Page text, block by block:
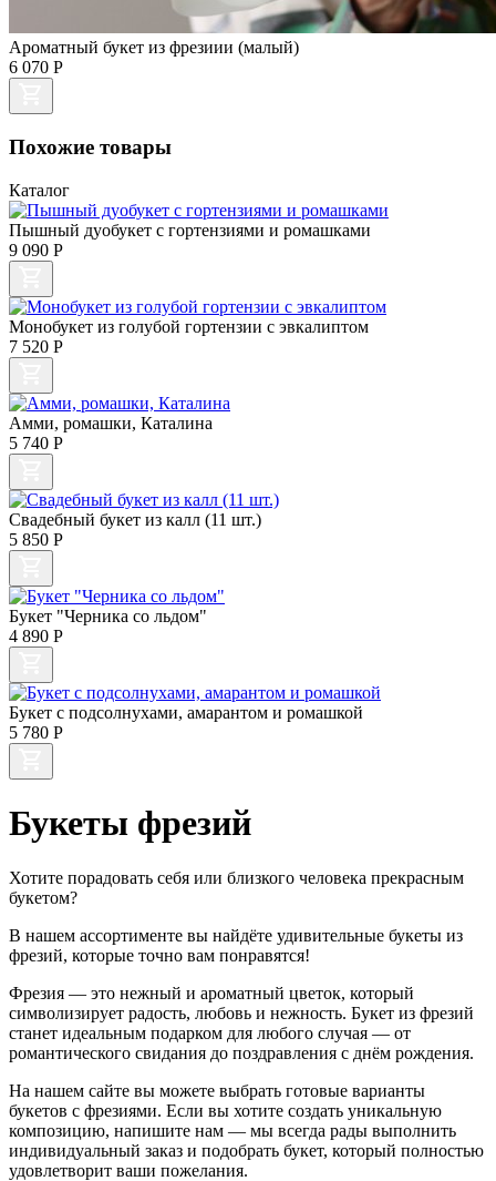
Ароматный букет из фрезиии (малый)
6 070 Р
Похожие товары
Каталог
Пышный дуобукет с гортензиями и ромашками
9 090 Р
Монобукет из голубой гортензии с эвкалиптом
7 520 Р
Амми, ромашки, Каталина
5 740 Р
Свадебный букет из калл (11 шт.)
5 850 Р
Букет "Черника со льдом"
4 890 Р
Букет с подсолнухами, амарантом и ромашкой
5 780 Р
Букеты фрезий
Хотите порадовать себя или близкого человека прекрасным
букетом?
В нашем ассортименте вы найдёте удивительные букеты из
фрезий, которые точно вам понравятся!
Фрезия — это нежный и ароматный цветок, который
символизирует радость, любовь и нежность. Букет из фрезий
станет идеальным подарком для любого случая — от
романтического свидания до поздравления с днём рождения.
На нашем сайте вы можете выбрать готовые варианты
букетов с фрезиями. Если вы хотите создать уникальную
композицию, напишите нам — мы всегда рады выполнить
индивидуальный заказ и подобрать букет, который полностью
удовлетворит ваши пожелания.